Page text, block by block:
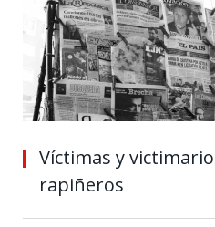
Víctimas y
rapiñeros